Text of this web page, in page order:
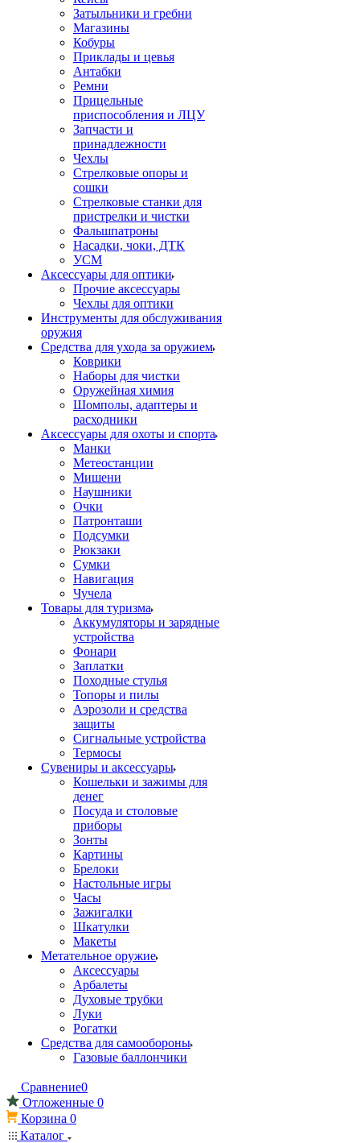
Затыльники и гребни
Магазины
Кобуры
Приклады и цевья
Антабки
Ремни
Прицельные
приспособления и ЛЦУ
Запчасти и
принадлежности
Чехлы
Стрелковые опоры и
сошки
Стрелковые станки для
пристрелки и чистки
Фальшпатроны
Насадки, чоки, ДТК
УСМ
Аксессуары для оптики
Прочие аксессуары
Чехлы для оптики
Инструменты для обслуживания
оружия
Средства для ухода за оружием
Коврики
Наборы для чистки
Оружейная химия
Шомполы, адаптеры и
расходники
Аксессуары для охоты и спорта
Манки
Метеостанции
Мишени
Наушники
Очки
Патронташи
Подсумки
Рюкзаки
Сумки
Навигация
Чучела
Товары для туризма
Аккумуляторы и зарядные
устройства
Фонари
Заплатки
Походные стулья
Топоры и пилы
Аэрозоли и средства
защиты
Сигнальные устройства
Термосы
Сувениры и аксессуары
Кошельки и зажимы для
денег
Посуда и столовые
приборы
Зонты
Картины
Брелоки
Настольные игры
Часы
Зажигалки
Шкатулки
Макеты
Метательное оружие
Аксессуары
Арбалеты
Духовые трубки
Луки
Рогатки
Средства для самообороны
Газовые баллончики
Сравнение0
Отложенные 0
Корзина 0
Каталог